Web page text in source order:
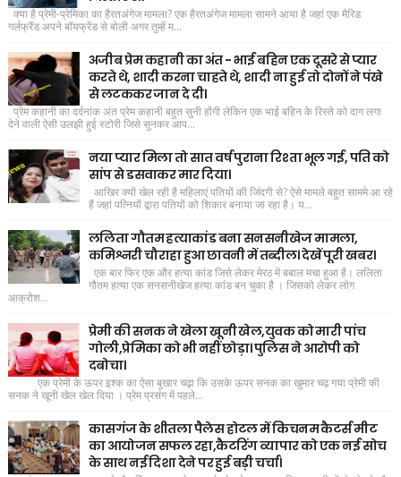
क्या है प्रेमी-प्रेमिका का हैरतअंगेज मामला? एक हैरतअंगेज मामला सामने आया है जहां एक मैरिड
गर्लफ्रैंड अपने बॉयफ्रेंड से बोली अगर तुम्हें म...
अजीब प्रेम कहानी का अंत - भाई बहिन एक दूसरे से प्यार
करते थे, शादी करना चाहते थे, शादी ना हुई तो दोनों ने पंखे
से लटककर जान दे दी।
प्रेम कहानी का दर्दनांक अंत प्रेम कहानी बहुत सुनी होंगी लेकिन एक भाई बहिन के रिस्ते को दाग लगा
देने वाली ऐसी उलझी हुई स्टोरी जिसे सुनकर आप...
नया प्यार मिला तो सात वर्ष पुराना रिश्ता भूल गई, पति को
सांप से डसवाकर मार दिया।
आखिर क्यों खेल रही है महिलाएं पतियों की जिंदगी से? ऐसे मामले बहुत साममे आ रहे
हैं जहां पत्नियों द्वारा पतियों को शिकार बनाया जा रहा है। य...
ललिता गौतम हत्याकांड बना सनसनीखेज मामला,
कमिश्नरी चौराहा हुआ छावनी में तब्दील। देखें पूरी खबर।
एक बार फिर एक और हत्या कांड जिसे लेकर मेरठ में बबाल मचा हुआ है। ललिता
गौतम हत्या एक सनसनीखेज हत्या कांड बन चुका है । जिसको लेकर लोग
आक्रोश...
प्रेमी की सनक ने खेला खूनी खेल,युवक को मारी पांच
गोली,प्रेमिका को भी नहीं छोड़ा। पुलिस ने आरोपी को
दबोचा।
एक प्रेमी के ऊपर इश्क का ऐसा बुखार चढ़ा कि उसके ऊपर सनक का खुमार चढ़ गया प्रेमी की
सनक ने खूनी खेल खेल दिया । प्रेम प्रसंग में पहले...
कासगंज के शीतला पैलेस होटल में किचनम कैटर्स मीट
का आयोजन सफल रहा,कैटरिंग व्यापार को एक नई सोच
के साथ नई दिशा देने पर हुई बड़ी चर्चा।